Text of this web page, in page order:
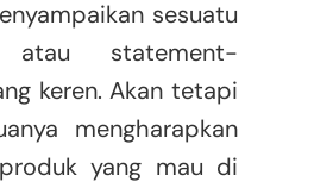
sesuatu
atau statement-
keren. Akan tetapi
mengharapkan
yang mau di